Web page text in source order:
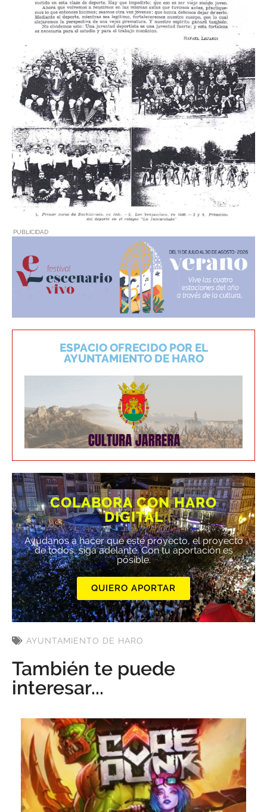
PUBLICIDAD
ESPACIO OFRECIDO POR EL
AYUNTAMIENTO DE HARO
COLABORA CON HARO
DIGITAL
Ayúdanos a hacer que este proyecto, el proyecto
de todos, siga adelante. Con tu aportación es
posible.
QUIERO APORTAR
AYUNTAMIENTO DE HARO
También te puede
interesar...